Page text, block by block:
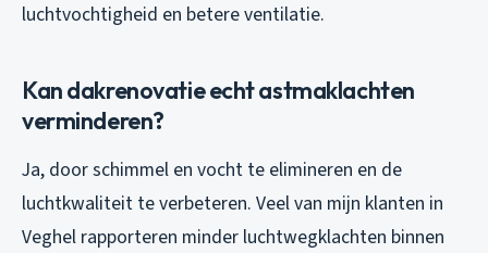
luchtvochtigheid en betere ventilatie.
Kan dakrenovatie echt astmaklachten
verminderen?
Ja, door schimmel en vocht te elimineren en de
luchtkwaliteit te verbeteren. Veel van mijn klanten in
Veghel rapporteren minder luchtwegklachten binnen